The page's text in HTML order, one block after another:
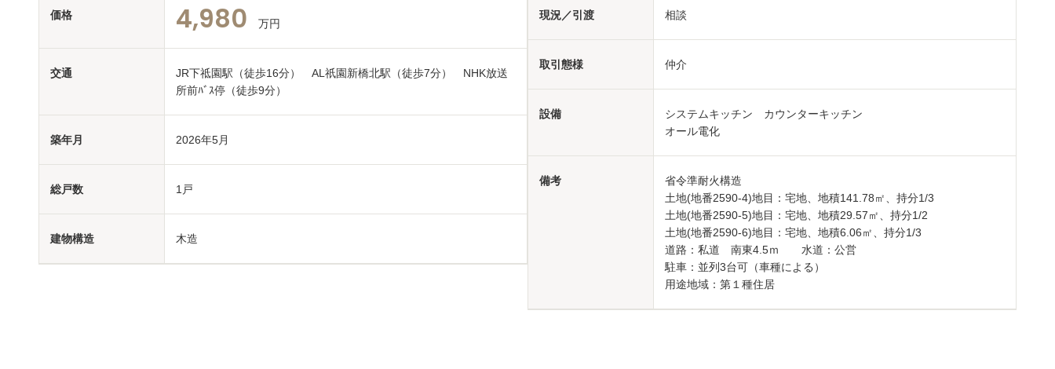
価格 4,980 万円
交通
JR下祗園駅（徒歩16分） AL祇園新橋北駅（徒歩7分） NHK放送
所前ﾊﾞｽ停（徒歩9分）
築年月 2026年5月
総戸数 1戸
建物構造 木造
現況／引渡 相談
取引態様 仲介
設備
システムキッチン カウンターキッチン
オール電化
備考
省令準耐火構造
土地(地番2590-4)地目：宅地、地積141.78㎡、持分1/3
土地(地番2590-5)地目：宅地、地積29.57㎡、持分1/2
土地(地番2590-6)地目：宅地、地積6.06㎡、持分1/3
道路：私道 南東4.5ｍ 水道：公営
駐車：並列3台可（車種による）
用途地域：第１種住居